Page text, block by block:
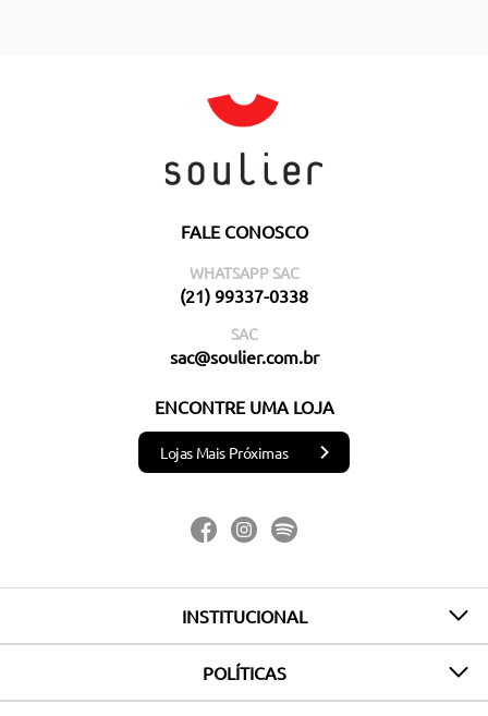
FALE CONOSCO
WHATSAPP SAC
(21) 99337-0338
SAC
sac@soulier.com.br
ENCONTRE UMA LOJA
Lojas Mais Próximas
INSTITUCIONAL
POLÍTICAS